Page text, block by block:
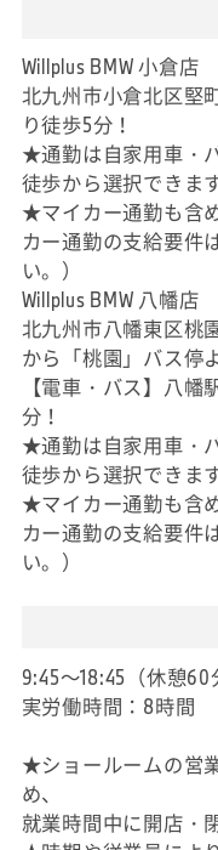
Willplus BMW 小倉店
北九州市小倉北区堅
り徒歩5分！
★通勤は自家用車・
徒歩から選択できま
★マイカー通勤も含
カー通勤の支給要件
い。）
Willplus BMW 八幡店
北九州市八幡東区桃
から「桃園」バス停
【電車・バス】八
分！
★通勤は自家用車・
徒歩から選択できま
★マイカー通勤も含
カー通勤の支給要件
い。）
9:45～18:45（休憩60
実労働時間：8時間
★ショールームの営
め、
就業時間中に開店・